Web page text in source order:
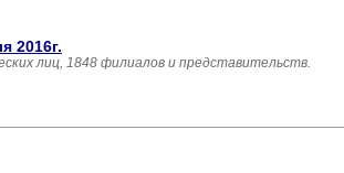
2016г.
лиц, 1848 филиалов и представительств.